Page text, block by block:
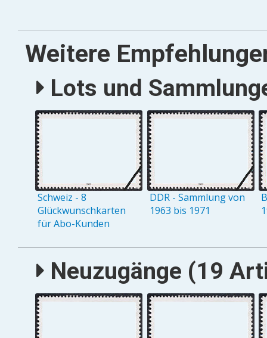
Weitere
Lots und
Schweiz - 8
Glückwunschkarten
für Abo-Kunden
DDR - Sammlung von
1963 bis 1971
Neuzugänge (19